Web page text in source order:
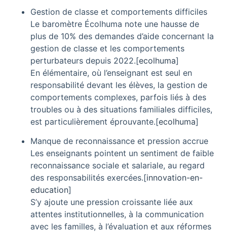
Gestion de classe et comportements difficiles
Le baromètre Écolhuma note une hausse de
plus de 10% des demandes d’aide concernant la
gestion de classe et les comportements
perturbateurs depuis 2022.[ecolhuma]​
En élémentaire, où l’enseignant est seul en
responsabilité devant les élèves, la gestion de
comportements complexes, parfois liés à des
troubles ou à des situations familiales difficiles,
est particulièrement éprouvante.[ecolhuma]​
Manque de reconnaissance et pression accrue
Les enseignants pointent un sentiment de faible
reconnaissance sociale et salariale, au regard
des responsabilités exercées.[innovation-en-
education]​
S’y ajoute une pression croissante liée aux
attentes institutionnelles, à la communication
avec les familles, à l’évaluation et aux réformes